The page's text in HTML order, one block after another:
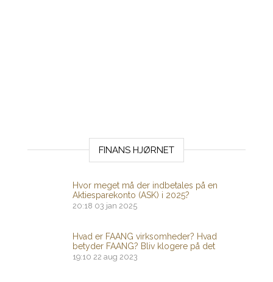
FINANS HJØRNET
Hvor meget må der indbetales på en
Aktiesparekonto (ASK) i 2025?
20:18 03 jan 2025
Hvad er FAANG virksomheder? Hvad
betyder FAANG? Bliv klogere på det
19:10 22 aug 2023